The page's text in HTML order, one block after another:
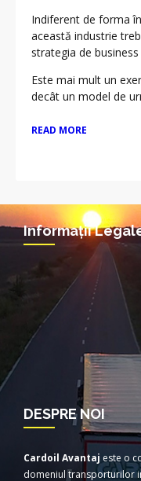
Indiferent de forma
această industrie
strategia de
Este mai mult un
decât un model de
READ MORE
Informații
DESPRE NOI
Cardoil Avantaj este o
domeniul transporturilor